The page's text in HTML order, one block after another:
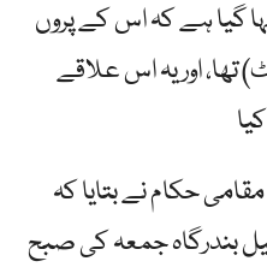
گیا ہے کہ اس کے پروں
تقریباً 3 میٹر (10 فٹ) تھا، اور یہ اس علاقے
حکام نے بتایا کہ
بندرگاہ جمعہ کی صبح